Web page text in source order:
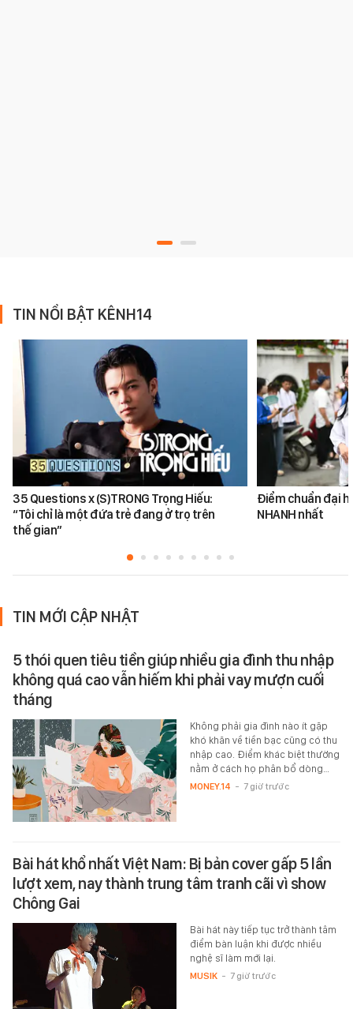
TIN NỔI BẬT KÊNH14
35 Questions x (S)TRONG Trọng Hiếu:
“Tôi chỉ là một đứa trẻ đang ở trọ trên
thế gian”
Điểm chuẩn đại
NHANH nhất
TIN MỚI CẬP NHẬT
5 thói quen tiêu tiền giúp nhiều gia đình thu nhập
không quá cao vẫn hiếm khi phải vay mượn cuối
tháng
Không phải gia đình nào ít gặp
khó khăn về tiền bạc cũng có thu
nhập cao. Điểm khác biệt thường
nằm ở cách họ phân bổ dòng…
MONEY.14 - 7 giờ trước
Bài hát khổ nhất Việt Nam: Bị bản cover gấp 5 lần
lượt xem, nay thành trung tâm tranh cãi vì show
Chông Gai
Bài hát này tiếp tục trở thành tâm
điểm bàn luận khi được nhiều
nghệ sĩ làm mới lại.
MUSIK - 7 giờ trước